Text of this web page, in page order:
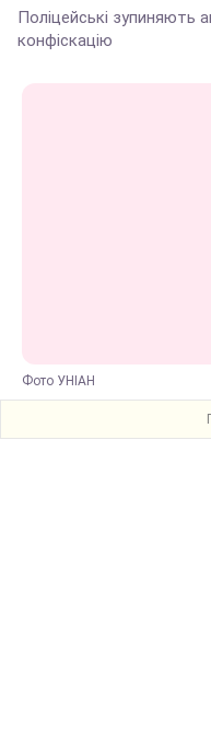
Поліцейські зупиняють
конфіскацію
Фото УНІАН